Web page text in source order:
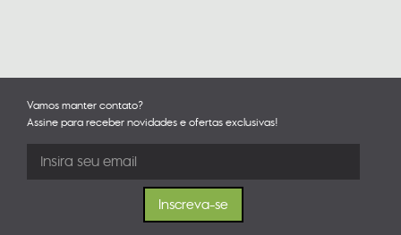
Vamos manter contato?
Assine para receber novidades e ofertas exclusivas!